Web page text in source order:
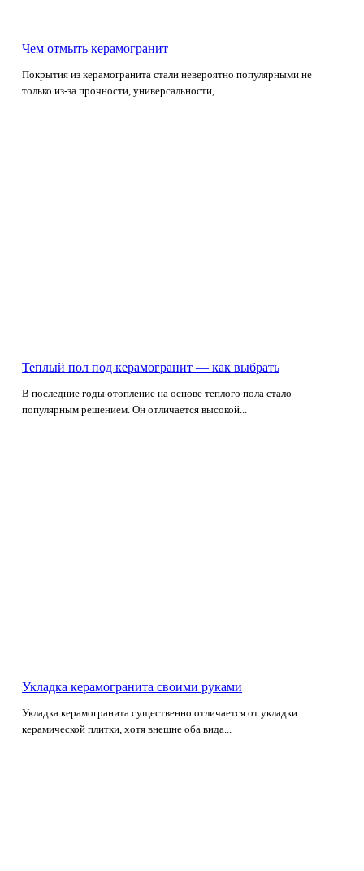
Чем отмыть керамогранит
Покрытия из керамогранита стали невероятно популярными не
только из-за прочности, универсальности,...
Теплый пол под керамогранит — как выбрать
В последние годы отопление на основе теплого пола стало
популярным решением. Он отличается высокой...
Укладка керамогранита своими руками
Укладка керамогранита существенно отличается от укладки
керамической плитки, хотя внешне оба вида...